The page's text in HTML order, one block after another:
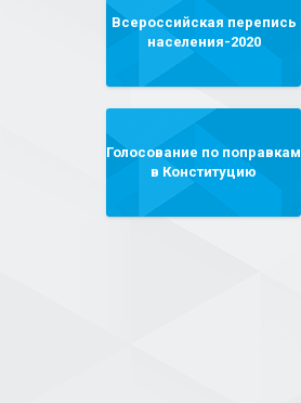
Всероссийская перепись
населения-2020
Голосование по поправкам
в Конституцию